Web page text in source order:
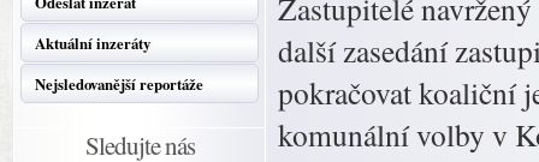
Aktuální inzeráty
Nejsledovanější reportáže
Sledujte nás
Zastupitelé
další zasedání
pokračovat koaliční
komunální volby v